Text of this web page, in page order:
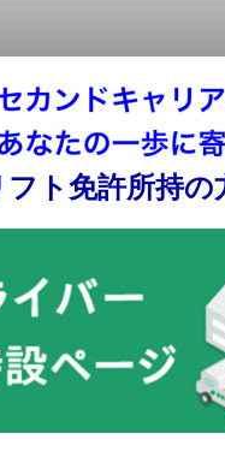
ト免許所持の